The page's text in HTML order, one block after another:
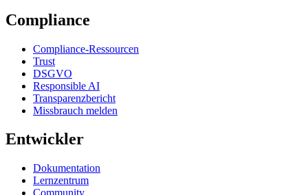
Compliance
Compliance-Ressourcen
Trust
DSGVO
Responsible AI
Transparenzbericht
Missbrauch melden
Entwickler
Dokumentation
Lernzentrum